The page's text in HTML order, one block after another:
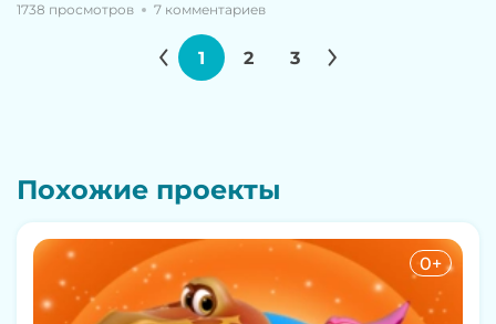
1738 просмотров 7 комментариев
1 2 3
Похожие проекты
0+